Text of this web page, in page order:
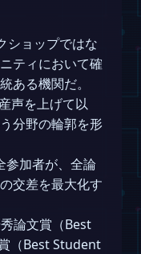
ショップではな
ティにおいて確
ある機関だ。
声を上げて以
分野の輪郭を形
参加者が、全論
交差を最大化す
論文賞（Best
（Best Student